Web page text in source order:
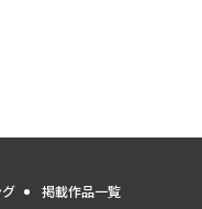
掲載作品一覧